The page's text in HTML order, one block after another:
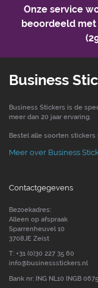
Onze service
beoordeeld met
Business
Business Stickers is de
meer dan 20 jaar ervaring.
Bestel alle soorten
Meer over Business
Contactgegevens
Bezoekadres:
Alleen op afspraak
Sparrenheuvel 10
3708JE Zeist
T: +31 (0)30 227 35 60
info@businessstickers.nl
Bank nr: ING NL10 INGB